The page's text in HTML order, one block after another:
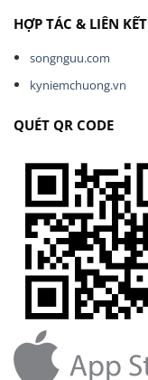
HỢP TÁC & LIÊN KẾT
songnguu.com
kyniemchuong.vn
QUÉT QR CODE